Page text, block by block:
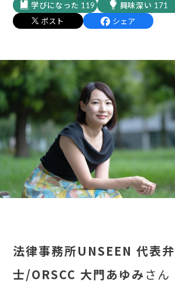
119 171
ポスト シェア
法律事務所UNSEEN 代表
士/ORSCC 大門あゆみさん